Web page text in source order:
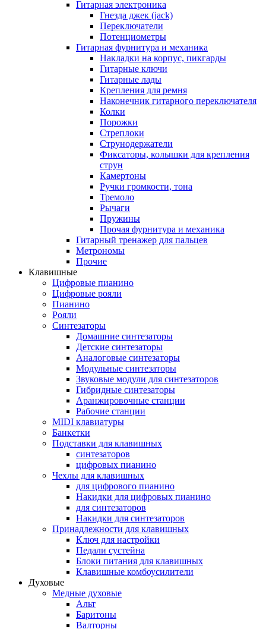
Гитарная электроника
Гнезда джек (jack)
Переключатели
Потенциометры
Гитарная фурнитура и механика
Накладки на корпус, пикгарды
Гитарные ключи
Гитарные лады
Крепления для ремня
Наконечник гитарного переключателя
Колки
Порожки
Стреплоки
Струнодержатели
Фиксаторы, колышки для крепления
струн
Камертоны
Ручки громкости, тона
Тремоло
Рычаги
Пружины
Прочая фурнитура и механика
Гитарный тренажер для пальцев
Метрономы
Прочие
Клавишные
Цифровые пианино
Цифровые рояли
Пианино
Рояли
Синтезаторы
Домашние синтезаторы
Детские синтезаторы
Аналоговые синтезаторы
Модульные синтезаторы
Звуковые модули для синтезаторов
Гибридные синтезаторы
Аранжировочные станции
Рабочие станции
MIDI клавиатуры
Банкетки
Подставки для клавишных
синтезаторов
цифровых пианино
Чехлы для клавишных
для цифрового пианино
Накидки для цифровых пианино
для синтезаторов
Накидки для синтезаторов
Принадлежности для клавишных
Ключ для настройки
Педали сустейна
Блоки питания для клавишных
Клавишные комбоусилители
Духовые
Медные духовые
Альт
Баритоны
Валторны